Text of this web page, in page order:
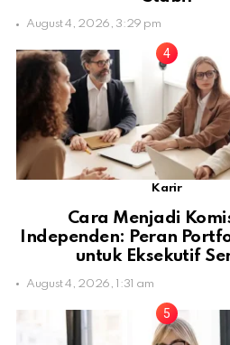
August 4, 2026, 3:29 pm
Karir
Cara Menjadi
Independen: Peran
untuk Eksekutif
August 4, 2026, 1:31 am